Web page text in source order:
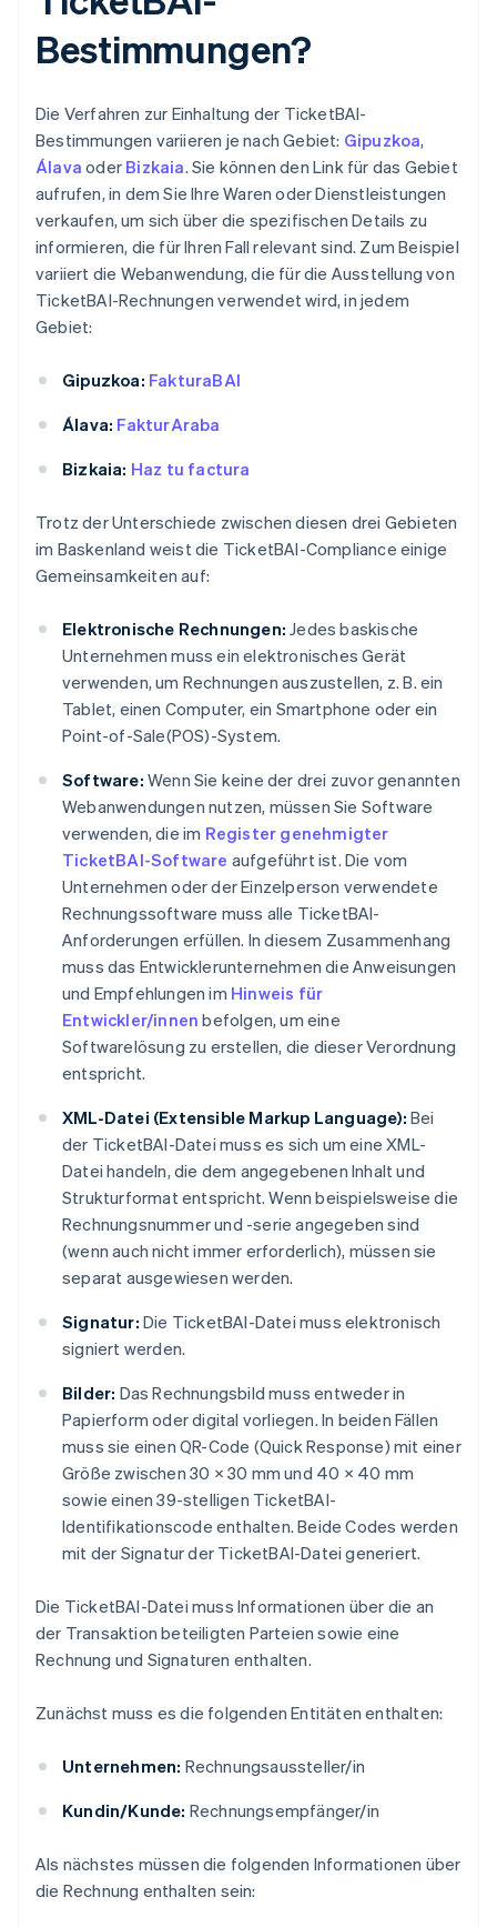
Bestimmungen?
Die Verfahren zur Einhaltung der TicketBAI-
Bestimmungen variieren je nach Gebiet: Gipuzkoa,
Álava oder Bizkaia. Sie können den Link für das Gebiet
aufrufen, in dem Sie Ihre Waren oder Dienstleistungen
verkaufen, um sich über die spezifischen Details zu
informieren, die für Ihren Fall relevant sind. Zum Beispiel
variiert die Webanwendung, die für die Ausstellung von
TicketBAI-Rechnungen verwendet wird, in jedem
Gebiet:
Gipuzkoa: FakturaBAI
Álava: FakturAraba
Bizkaia: Haz tu factura
Trotz der Unterschiede zwischen diesen drei Gebieten
im Baskenland weist die TicketBAI-Compliance einige
Gemeinsamkeiten auf:
Elektronische Rechnungen: Jedes baskische
Unternehmen muss ein elektronisches Gerät
verwenden, um Rechnungen auszustellen, z. B. ein
Tablet, einen Computer, ein Smartphone oder ein
Point-of-Sale(POS)-System.
Software: Wenn Sie keine der drei zuvor genannten
Webanwendungen nutzen, müssen Sie Software
verwenden, die im Register genehmigter
TicketBAI-Software aufgeführt ist. Die vom
Unternehmen oder der Einzelperson verwendete
Rechnungssoftware muss alle TicketBAI-
Anforderungen erfüllen. In diesem Zusammenhang
muss das Entwicklerunternehmen die Anweisungen
und Empfehlungen im Hinweis für
Entwickler/innen befolgen, um eine
Softwarelösung zu erstellen, die dieser Verordnung
entspricht.
XML-Datei (Extensible Markup Language): Bei
der TicketBAI-Datei muss es sich um eine XML-
Datei handeln, die dem angegebenen Inhalt und
Strukturformat entspricht. Wenn beispielsweise die
Rechnungsnummer und -serie angegeben sind
(wenn auch nicht immer erforderlich), müssen sie
separat ausgewiesen werden.
Signatur: Die TicketBAI-Datei muss elektronisch
signiert werden.
Bilder: Das Rechnungsbild muss entweder in
Papierform oder digital vorliegen. In beiden Fällen
muss sie einen QR-Code (Quick Response) mit einer
Größe zwischen 30 × 30 mm und 40 × 40 mm
sowie einen 39-stelligen TicketBAI-
Identifikationscode enthalten. Beide Codes werden
mit der Signatur der TicketBAI-Datei generiert.
Die TicketBAI-Datei muss Informationen über die an
der Transaktion beteiligten Parteien sowie eine
Rechnung und Signaturen enthalten.
Zunächst muss es die folgenden Entitäten enthalten:
Unternehmen: Rechnungsaussteller/in
Kundin/Kunde: Rechnungsempfänger/in
Als nächstes müssen die folgenden Informationen über
die Rechnung enthalten sein: